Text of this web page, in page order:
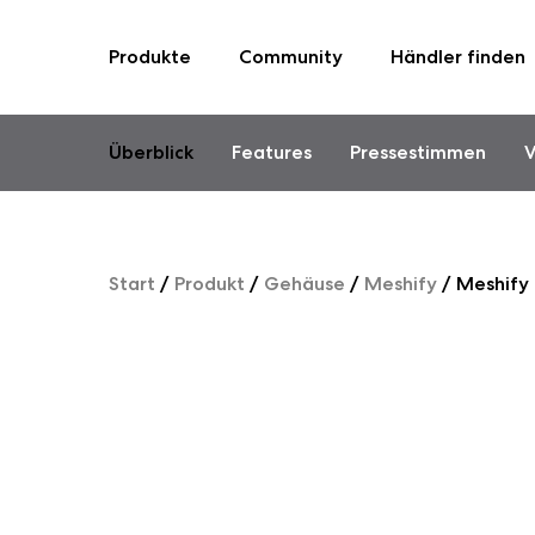
Produkte Community Händler finden
Überblick
Features Pressestimmen
Start / Produkt / Gehäuse / Meshify/ Meshify